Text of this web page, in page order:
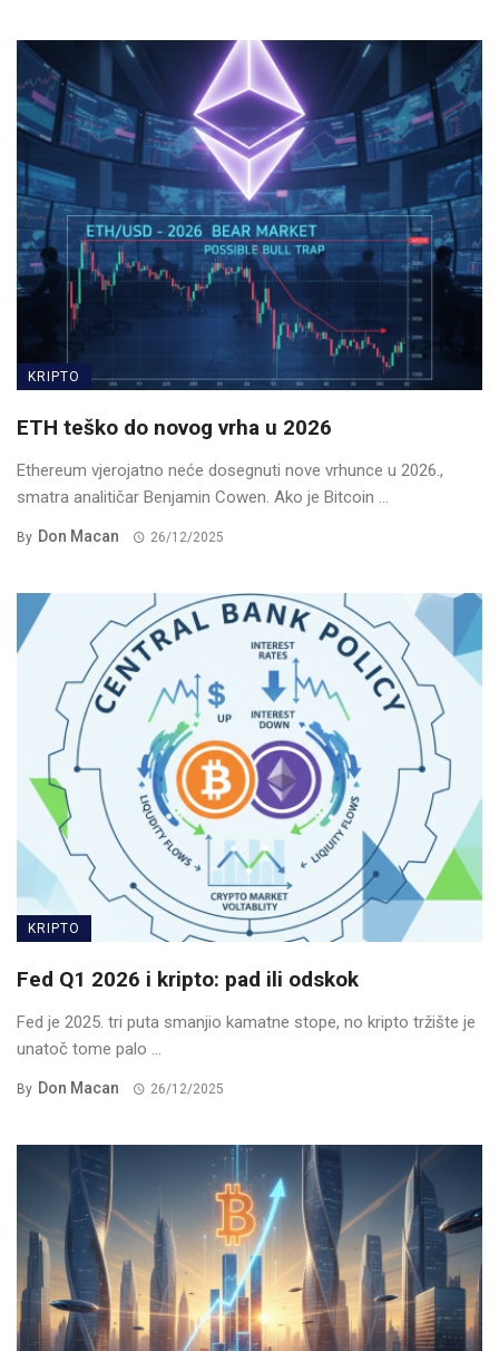
KRIPTO
ETH teško do novog vrha u 2026
Ethereum vjerojatno neće dosegnuti nove vrhunce u 2026.,
smatra analitičar Benjamin Cowen. Ako je Bitcoin ...
By Don Macan 26/12/2025
KRIPTO
Fed Q1 2026 i kripto: pad ili odskok
Fed je 2025. tri puta smanjio kamatne stope, no kripto tržište je
unatoč tome palo ...
By Don Macan 26/12/2025